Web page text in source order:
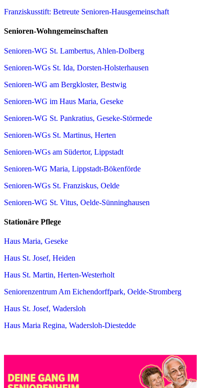
Franziskusstift: Betreute Senioren-Hausgemeinschaft
Senioren-Wohngemeinschaften
Senioren-WG St. Lambertus, Ahlen-Dolberg
Senioren-WGs St. Ida, Dorsten-Holsterhausen
Senioren-WG am Bergkloster, Bestwig
Senioren-WG im Haus Maria, Geseke
Senioren-WG St. Pankratius, Geseke-Störmede
Senioren-WGs St. Martinus, Herten
Senioren-WGs am Südertor, Lippstadt
Senioren-WG Maria, Lippstadt-Bökenförde
Senioren-WGs St. Franziskus, Oelde
Senioren-WG St. Vitus, Oelde-Sünninghausen
Stationäre Pflege
Haus Maria, Geseke
Haus St. Josef, Heiden
Haus St. Martin, Herten-Westerholt
Seniorenzentrum Am Eichendorffpark, Oelde-Stromberg
Haus St. Josef, Wadersloh
Haus Maria Regina, Wadersloh-Diestedde